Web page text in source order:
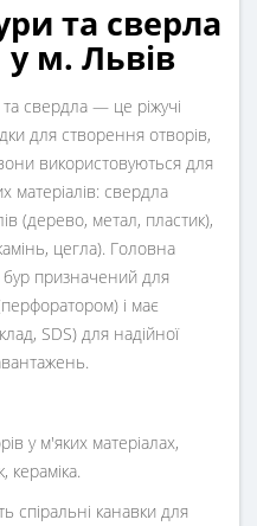
та сверла
у м. Львів
свердла — це ріжучі
для створення отворів,
використовуються для
матеріалів: свердла
(дерево, метал, пластик),
цегла). Головна
бур призначений для
і має
SDS) для надійної
у м'яких матеріалах,
кераміка.
спіральні канавки для